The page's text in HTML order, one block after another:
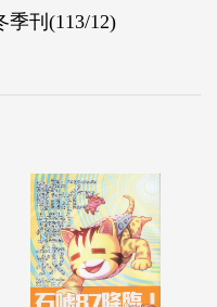
季刊(113/12)